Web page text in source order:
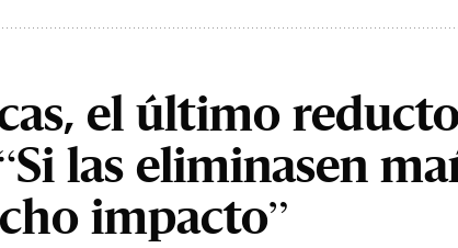
el último
las eliminasen
impacto”